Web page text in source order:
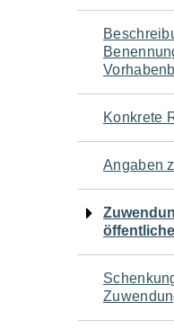
den
Konkrete
Angaben